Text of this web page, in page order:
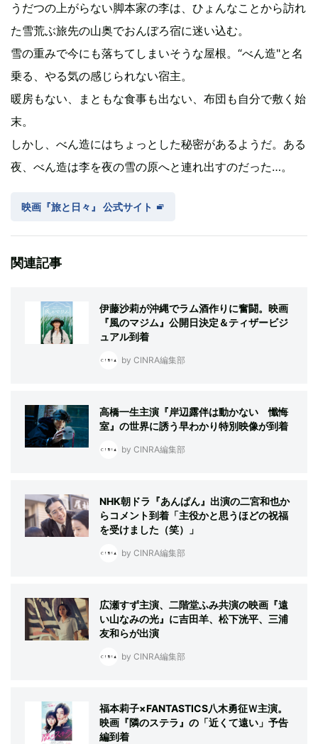
うだつの上がらない脚本家の李は、ひょんなことから訪れ
た雪荒ぶ旅先の山奥でおんぼろ宿に迷い込む。
雪の重みで今にも落ちてしまいそうな屋根。“べん造"と名
乗る、やる気の感じられない宿主。
暖房もない、まともな食事も出ない、布団も自分で敷く始
末。
しかし、べん造にはちょっとした秘密があるようだ。ある
夜、べん造は李を夜の雪の原へと連れ出すのだった…。
映画『旅と日々』 公式サイト
関連記事
伊藤沙莉が沖縄でラム酒作りに奮闘。映画
『風のマジム』公開日決定＆ティザービジ
ュアル到着
by CINRA編集部
高橋一生主演『岸辺露伴は動かない 懺悔
室』の世界に誘う早わかり特別映像が到着
by CINRA編集部
NHK朝ドラ『あんぱん』出演の二宮和也か
らコメント到着「主役かと思うほどの祝福
を受けました（笑）」
by CINRA編集部
広瀬すず主演、二階堂ふみ共演の映画『遠
い山なみの光』に吉田羊、松下洸平、三浦
友和らが出演
by CINRA編集部
福本莉子×FANTASTICS八木勇征Ｗ主演。
映画『隣のステラ』の「近くて遠い」予告
編到着